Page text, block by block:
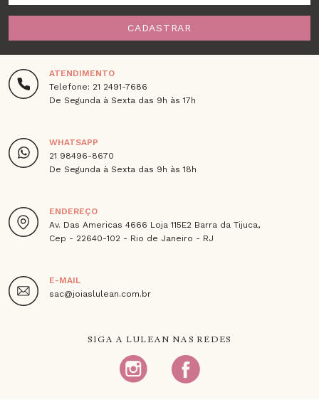
CADASTRAR
ATENDIMENTO
Telefone: 21 2491-7686
De Segunda à Sexta das 9h às 17h
WHATSAPP
21 98496-8670
De Segunda à Sexta das 9h às 18h
ENDEREÇO
Av. Das Americas 4666 Loja 115E2 Barra da Tijuca,
Cep - 22640-102 - Rio de Janeiro - RJ
E-MAIL
sac@joiaslulean.com.br
SIGA A LULEAN NAS REDES